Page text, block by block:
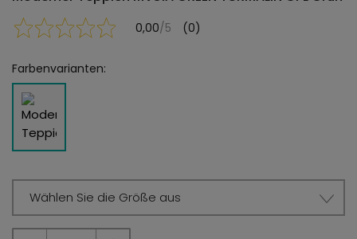
0,00/5 (0)
Farbenvarianten:
Wählen Sie die Größe aus